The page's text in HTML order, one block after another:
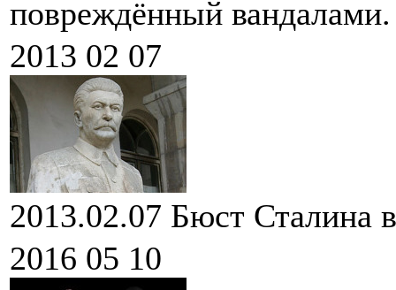
повреждённый вандалами.
2013 02 07
2013.02.07 Бюст Сталина
2016 05 10